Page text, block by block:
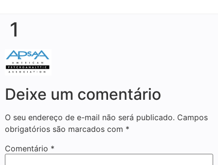
1
Deixe um comentário
O seu endereço de e-mail não será publicado. Campos
obrigatórios são marcados com *
Comentário *